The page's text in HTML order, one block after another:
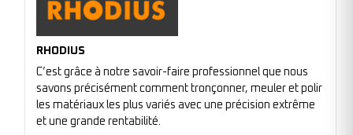
RHODIUS
C’est grâce à notre savoir-faire professionnel que nous
savons précisément comment tronçonner, meuler et polir
les matériaux les plus variés avec une précision extrême
et une grande rentabilité.